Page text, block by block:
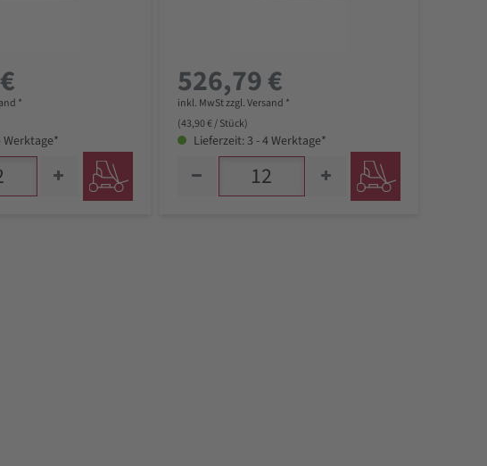
*
Werktage*
526,79 €
inkl. MwSt zzgl. Versand *
(43,90 € / Stück)
Lieferzeit: 3 - 4 Werktage*